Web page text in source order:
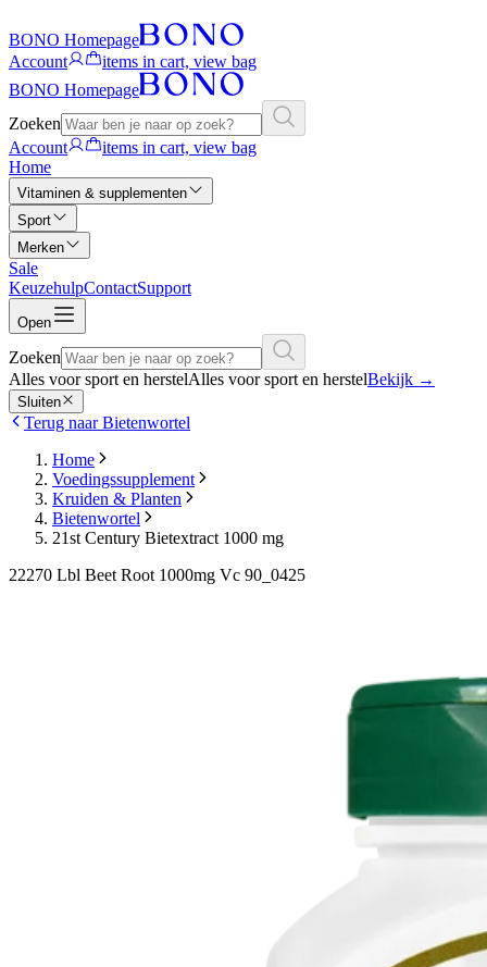
BONO Homepage
Account
items in cart, view bag
BONO Homepage
Zoeken
Account
items in cart, view bag
Home
Vitaminen & supplementen
Sport
Merken
Sale
KeuzehulpContactSupport
Open
Zoeken
Alles voor sport en herstelAlles voor sport en herstelBekijk →
Sluiten
Terug naar Bietenwortel
Home
Voedingssupplement
Kruiden & Planten
Bietenwortel
21st Century Bietextract 1000 mg
22270 Lbl Beet Root 1000mg Vc 90_0425